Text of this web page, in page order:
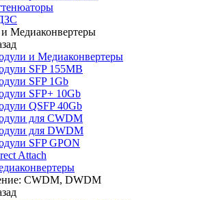
Медиаконвертеры
и Медиаконвертеры
SFP 155MB
SFP 1Gb
SFP+ 10Gb
QSFP 40Gb
для CWDM
для DWDM
SFP GPON
Attach
CWDM, DWDM